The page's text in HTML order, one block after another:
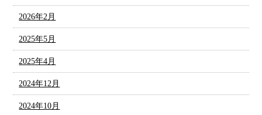
2026年2月
2025年5月
2025年4月
2024年12月
2024年10月